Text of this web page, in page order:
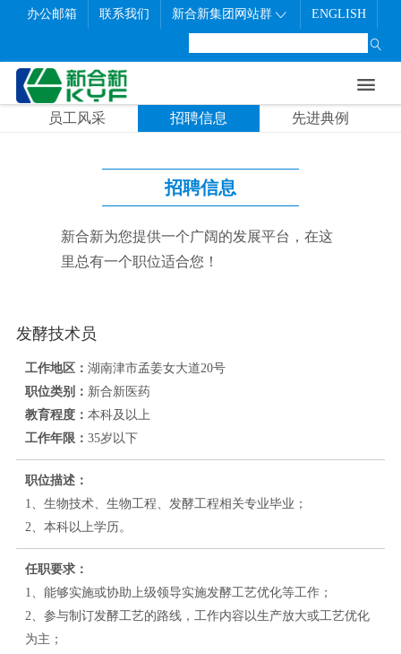
办公邮箱 联系我们 新合新集团网站群  ENGLISH


公司概况
企业文化
企业荣誉
公司新闻
展会信息
生产制造
质量管理
联系方式
在线留言
员工风采
招聘信息员工风采 招聘信息 先进典例
招聘信息
新合新为您提供一个广阔的发展平台，在这
里总有一个职位适合您！
发酵技术员
工作地区： 湖南津市孟姜女大道20号
职位类别： 新合新医药
教育程度： 本科及以上
工作年限： 35岁以下
职位描述：
1、生物技术、生物工程、发酵工程相关专业毕业；
2、本科以上学历。
任职要求：
1、能够实施或协助上级领导实施发酵工艺优化等工作；
2、参与制订发酵工艺的路线，工作内容以生产放大或工艺优化
为主；